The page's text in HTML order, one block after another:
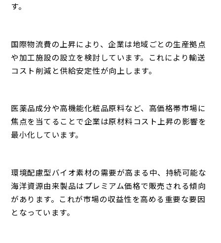
す。
国際物流費の上昇により、企業は地域ごとの生産拠点
や加工施設の設立を検討しています。これにより輸送
コスト削減と供給安定性が向上します。
医薬品成分や高機能化粧品原料など、高価格帯市場に
焦点を当てることで企業は原材料コスト上昇の影響を
最小化しています。
環境配慮型バイオ素材の需要が高まる中、持続可能な
海洋資源由来製品はプレミアム価格で販売される傾向
があります。これが市場の収益性を高める重要な要因
となっています。